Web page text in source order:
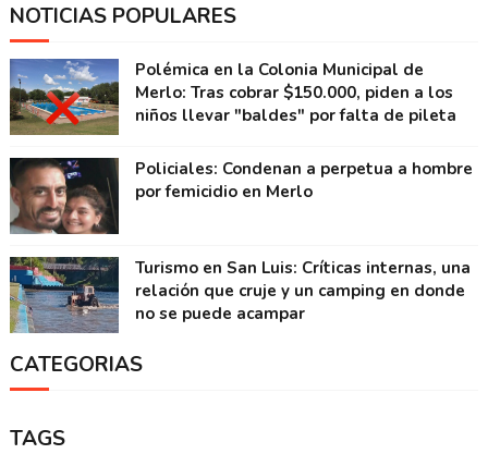
NOTICIAS POPULARES
Polémica en la Colonia Municipal de
Merlo: Tras cobrar $150.000, piden a los
niños llevar "baldes" por falta de pileta
Policiales: Condenan a perpetua a hombre
por femicidio en Merlo
Turismo en San Luis: Críticas internas, una
relación que cruje y un camping en donde
no se puede acampar
CATEGORIAS
TAGS